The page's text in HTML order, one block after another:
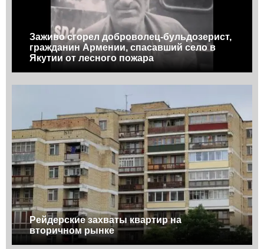
Заживо сгорел доброволец-бульдозерист,
гражданин Армении, спасавший село в
Якутии от лесного пожара
Рейдерские захваты квартир на
вторичном рынке